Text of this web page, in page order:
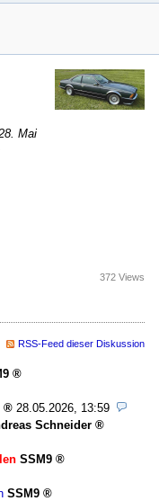
Mai
372 Views
RSS-Feed dieser Diskussion
28.05.2026, 13:59
Schneider
SSM9
SSM9